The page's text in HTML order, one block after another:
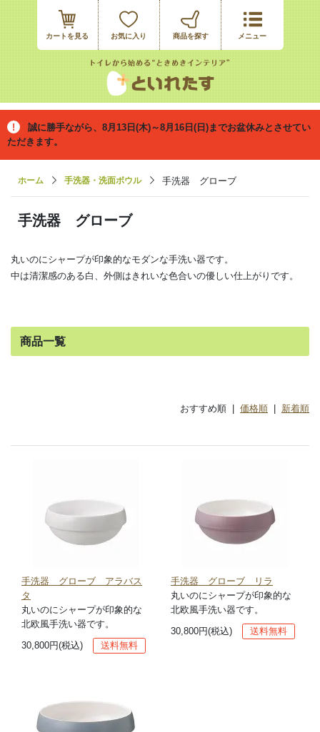
カートを見る お気に入り
誠に勝手ながら、8月13日(木)～8月16日(日)までお盆休みとさせてい
ただきます。
ホーム 手洗器・洗面ボウル 手洗器 グローブ
手洗器 グローブ
丸いのにシャープが印象的なモダンな手洗い器です。
中は清潔感のある白、外側はきれいな色合いの優しい仕上がりです。
商品一覧
おすすめ順 | 価格順 新着順
手洗器 グローブ アラバス
タ
丸いのにシャープが印象的な
北欧風手洗い器です。
30,800円(税込)
送料無料
手洗器 グローブ リラ
丸いのにシャープが印象的な
北欧風手洗い器です。
30,800円(税込)
送料無料